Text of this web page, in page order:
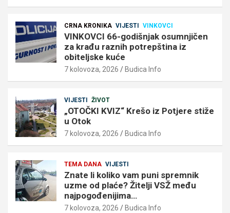
CRNA KRONIKA VIJESTI VINKOVCI
VINKOVCI 66-godišnjak osumnjičen
za krađu raznih potrepština iz
obiteljske kuće
7 kolovoza, 2026 Budica Info
VIJESTI ŽIVOT
„OTOČKI KVIZ“ Krešo iz Potjere stiže
u Otok
7 kolovoza, 2026 Budica Info
TEMA DANA VIJESTI
Znate li koliko vam puni spremnik
uzme od plaće? Žitelji VSŽ među
najpogođenijima…
7 kolovoza, 2026 Budica Info